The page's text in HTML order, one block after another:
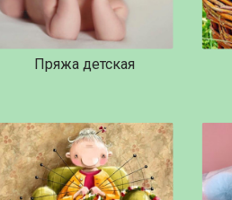
Пряжа детская